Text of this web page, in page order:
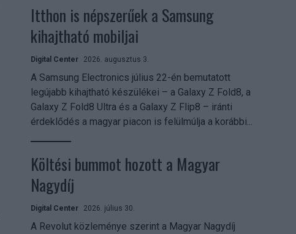
Itthon is népszerűek a Samsung
kihajtható mobiljai
Digital Center 2026. augusztus 3.
A Samsung Electronics július 22-én bemutatott
legújabb kihajtható készülékei – a Galaxy Z Fold8, a
Galaxy Z Fold8 Ultra és a Galaxy Z Flip8 – iránti
érdeklődés a magyar piacon is felülmúlja a korábbi...
Költési bummot hozott a Magyar
Nagydíj
Digital Center 2026. július 30.
A Revolut közleménye szerint a Magyar Nagydíj